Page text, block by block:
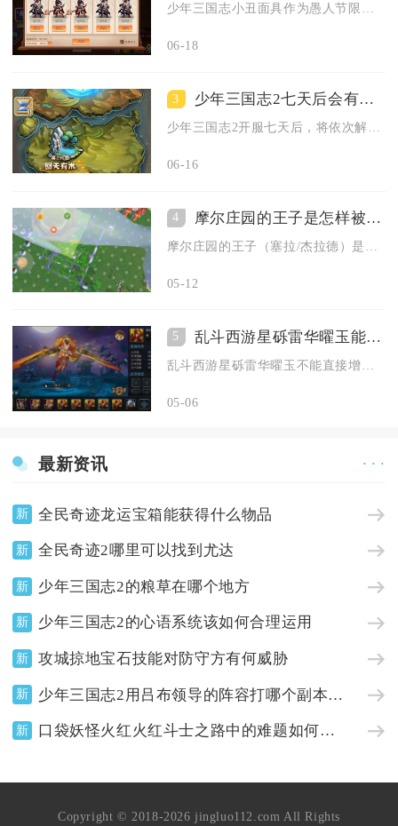
少年三国志小丑面具作为愚人节限定活动道具，核心获取途径是参与...
06-18
3 少年三国志2七天后会有什么特殊任务活动
06-16
4 摩尔庄园的王子是怎样被寻找出来的
05-12
5 乱斗西游星砾雷华曜玉能否增强队友的能力
05-06
最新资讯 · · ·
新 全民奇迹龙运宝箱能获得什么物品
新 全民奇迹2哪里可以找到尤达
新 少年三国志2的粮草在哪个地方
新 少年三国志2的心语系统该如何合理运用
新 攻城掠地宝石技能对防守方有何威胁
新 少年三国志2用吕布领导的阵容打哪个副本最合适
新 口袋妖怪火红火红斗士之路中的难题如何解决
Copyright © 2018-2026 jingluo112.com All Rights